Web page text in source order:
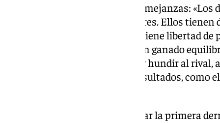
El Dépor, un rival con ciertas semejanzas:
con distintos perfiles de jugadores. Ellos
además de un Lucas Pérez que tiene libertad
Yeremay y Mella. Con Mfulu han ganado
protagonistas con la posesión y hundir al rival,
suelen hacerlo a pesar de los resultados, como
Sensaciones después de saborear la primera